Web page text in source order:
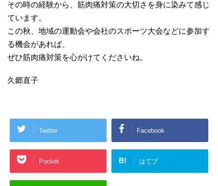
その時の経験から、筋肉痛対策の大切さを身に染みて感じ
ています。
この秋、地域の運動会や会社のスポーツ大会などに参加す
る機会があれば、
ぜひ筋肉痛対策を心がけてくださいね。
久郷直子
Twitter Facebook
Pocket B! はてブ